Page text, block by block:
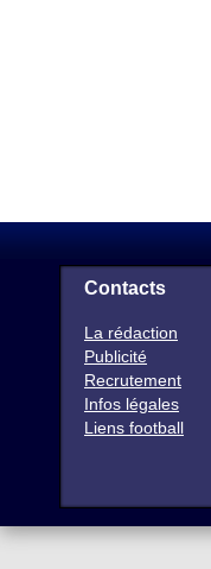
Contacts
La rédaction
Publicité
Recrutement
Infos légales
Liens football